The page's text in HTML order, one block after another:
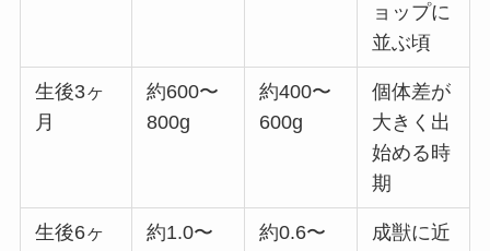
ョップに
並ぶ頃
生後3ヶ
月
約600〜
800g
約400〜
600g
個体差が
大きく出
始める時
期
生後6ヶ
約1.0〜
約0.6〜
成獣に近